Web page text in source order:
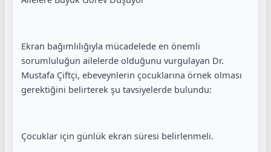
Ekran bağımlılığıyla mücadelede en önemli
sorumluluğun ailelerde olduğunu vurgulayan Dr.
Mustafa Çiftçi, ebeveynlerin çocuklarına örnek olması
gerektiğini belirterek şu tavsiyelerde bulundu:
Çocuklar için günlük ekran süresi belirlenmeli.